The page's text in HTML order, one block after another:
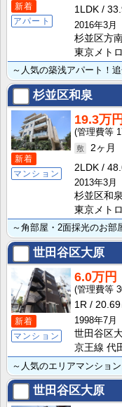
新着
アパート
1LDK
2016年3月
杉並区方
東京メト
～人気の築浅アパート！
杉並区和泉
新着
マンション
19.3万円
2ヶ月
2LDK
2013年3月
杉並区和泉
東京メト
～角部屋・2面採光のお部
世田谷区大原
新着
マンション
6.0万円
1R
20.69
1998年7月
世田谷区
京王線 代
～人気のエリアマンショ
世田谷区大原